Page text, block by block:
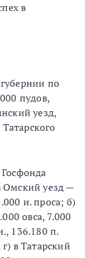
в
по
пудов,
уезд,
Омский уезд —
и. проса; б)
овса, 7.000
136.180 п.
в Татарский